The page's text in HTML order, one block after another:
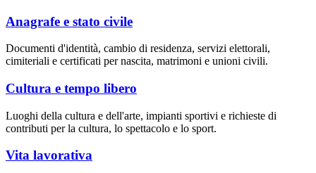
Anagrafe e stato civile
Documenti d'identità, cambio di residenza, servizi elettorali,
cimiteriali e certificati per nascita, matrimoni e unioni civili.
Cultura e tempo libero
Luoghi della cultura e dell'arte, impianti sportivi e richieste di
contributi per la cultura, lo spettacolo e lo sport.
Vita lavorativa